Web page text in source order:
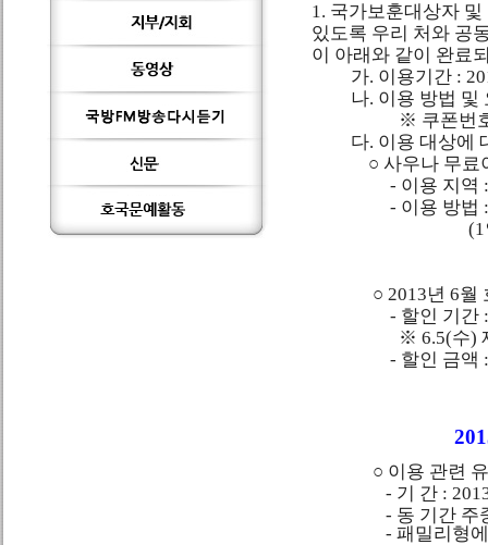
1. 국가보훈대상자
있도록 우리 처와 공
이 아래와 같이 완료
가. 이용기간 :
나. 이용 방법 및
※ 쿠폰번호 변경
다. 이용 대상에
○ 사우나 무료
- 이용 지역
- 이용 방법
○ 2013년 6월 호
- 할인 기간
※ 6.5(수) 제외(
- 할인 금액 :
○ 이용 관련 유
- 기 간 : 2013.
- 동 기간 주중(일
- 패밀리형에